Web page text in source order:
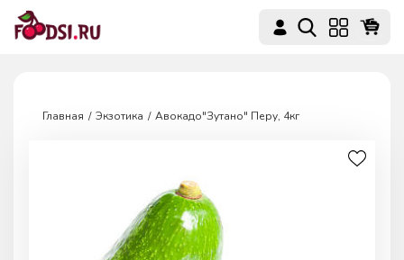
Главная Экзотика Авокадо"Зутано" Перу, 4кг